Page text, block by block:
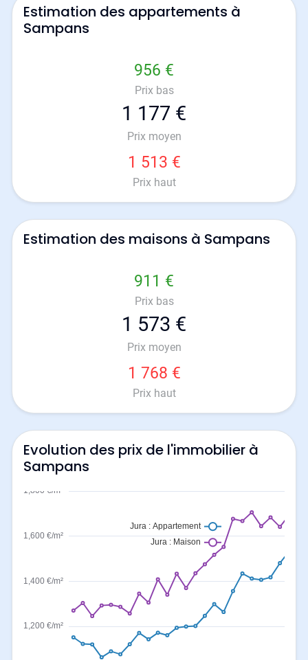
Estimation des appartements à
Sampans
956 €
Prix bas
1 177 €
Prix moyen
1 513 €
Prix haut
Estimation des maisons à Sampans
911 €
Prix bas
1 573 €
Prix moyen
1 768 €
Prix haut
Evolution des prix de l'immobilier à
Sampans